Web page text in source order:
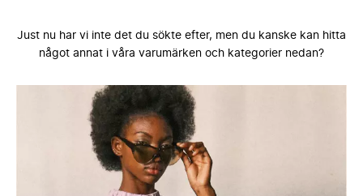
Just nu har vi inte det du sökte efter, men du kanske kan hitta
något annat i våra varumärken och kategorier nedan?